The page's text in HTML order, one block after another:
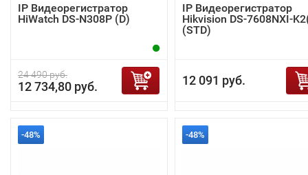
IP Видеорегистратор
HiWatch DS-N308P (D)
24 490 руб.
12 734,80 руб.
IP Видеорегистратор
Hikvision DS-7608NXI-
(STD)
12 091 руб.
-48% -48%